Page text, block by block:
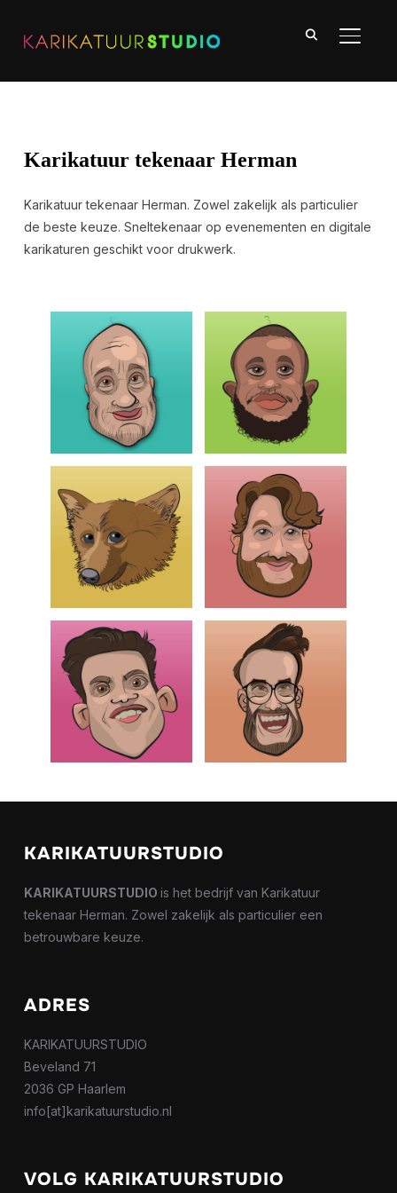
Karikatuur tekenaar Herman
Karikatuur tekenaar Herman. Zowel zakelijk als particulier
de beste keuze. Sneltekenaar op evenementen en digitale
karikaturen geschikt voor drukwerk.
KARIKATUURSTUDIO
KARIKATUURSTUDIO is het bedrijf van Karikatuur
tekenaar Herman. Zowel zakelijk als particulier een
betrouwbare keuze.
ADRES
KARIKATUURSTUDIO
Beveland 71
2036 GP Haarlem
info[at]karikatuurstudio.nl
VOLG KARIKATUURSTUDIO